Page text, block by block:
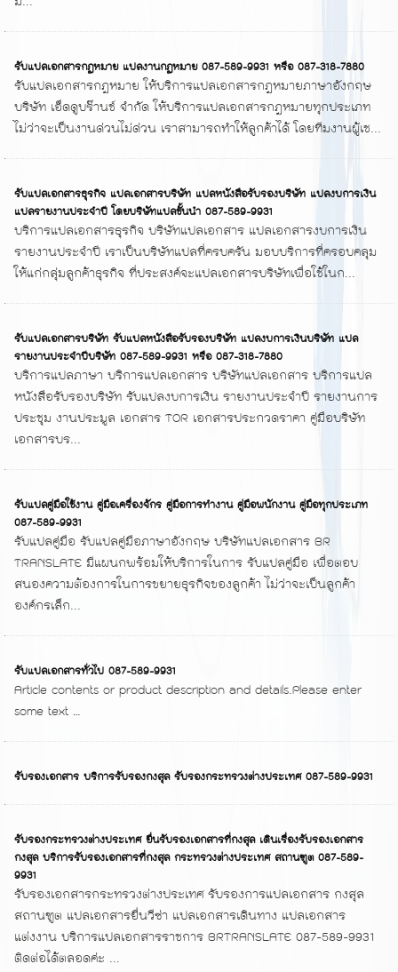
รับแปลเอกสารกฏหมาย แปลงานกฏหมาย 087-589-9931 หรือ 087-318-7880
รับแปลเอกสารกฎหมาย ให้บริการแปลเอกสารกฎหมายภาษาอังกฤษ
บริษัท เอ็ดดูบร๊านช์ จำกัด ให้บริการแปลเอกสารกฎหมายทุกประเภท
ไม่ว่าจะเป็นงานด่วนไม่ด่วน เราสามารถทำให้ลูกค้าได้ โดยทีมงานผู้เช...
รับแปลเอกสารธุรกิจ แปลเอกสารบริษัท แปลหนังสือรับรองบริษัท แปลงบการเงิน
แปลรายงานประจำปี โดยบริษัทแปลชั้นนำ 087-589-9931
บริการแปลเอกสารธุรกิจ บริษัทแปลเอกสาร แปลเอกสารงบการเงิน
รายงานประจำปี เราเป็นบริษัทแปลที่ครบครัน มอบบริการที่ครอบคลุม
ให้แก่กลุ่มลูกค้าธุรกิจ ที่ประสงค์จะแปลเอกสารบริษัทเพื่อใช้ในก...
รับแปลเอกสารบริษัท รับแปลหนังสือรับรองบริษัท แปลงบการเงินบริษัท แปล
รายงานประจำปีบริษัท 087-589-9931 หรือ 087-318-7880
บริการแปลภาษา บริการแปลเอกสาร บริษัทแปลเอกสาร บริการแปล
หนังสือรับรองบริษัท รับแปลงบการเงิน รายงานประจำปี รายงานการ
ประชุม งานประมูล เอกสาร TOR เอกสารประกวดราคา คู่มือบริษัท
เอกสารบร...
รับแปลคู่มือใช้งาน คู่มือเครื่องจักร คู่มือการทำงาน คู่มือพนักงาน คู่มือทุกประเภท
087-589-9931
รับแปลคู่มือ รับแปลคู่มือภาษาอังกฤษ บริษัทแปลเอกสาร BR
TRANSLATE มีแผนกพร้อมให้บริการในการ รับแปลคู่มือ เพื่อตอบ
สนองความต้องการในการขยายธุรกิจของลูกค้า ไม่ว่าจะเป็นลูกค้า
องค์กรเล็ก...
รับแปลเอกสารทั่วไป 087-589-9931
Article contents or product description and details.Please enter
some text …
รับรองเอกสาร บริการรับรองกงสุล รับรองกระทรวงต่างประเทศ 087-589-9931
รับรองกระทรวงต่างประเทศ ยื่นรับรองเอกสารที่กงสุล เดินเรื่องรับรองเอกสาร
กงสุล บริการรับรองเอกสารที่กงสุล กระทรวงต่างประเทศ สถานฑูต 087-589-
9931
รับรองเอกสารกระทรวงต่างประเทศ รับรองการแปลเอกสาร กงสุล
สถานฑูต แปลเอกสารยื่นวีซ่า แปลเอกสารเดินทาง แปลเอกสาร
แต่งงาน บริการแปลเอกสารราชการ BRTRANSLATE 087-589-9931
ติดต่อได้ตลอดค่ะ ...